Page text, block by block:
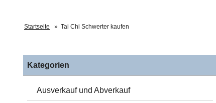
Startseite » Tai Chi Schwerter kaufen
Kategorien
Ausverkauf und Abverkauf